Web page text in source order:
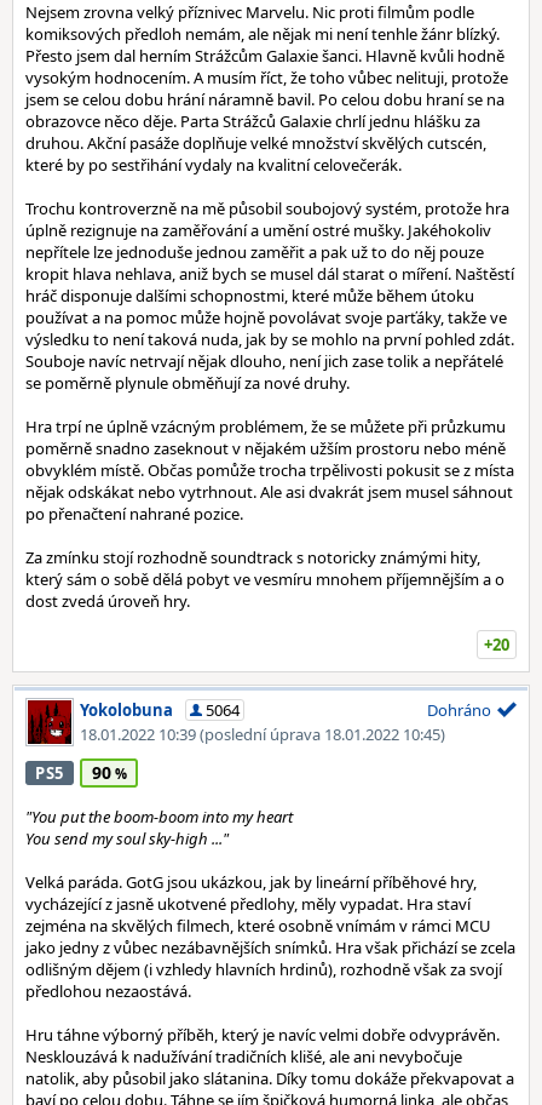
Nejsem zrovna velký příznivec Marvelu. Nic proti filmům podle
komiksových předloh nemám, ale nějak mi není tenhle žánr blízký.
Přesto jsem dal herním Strážcům Galaxie šanci. Hlavně kvůli hodně
vysokým hodnocením. A musím říct, že toho vůbec nelituji, protože
jsem se celou dobu hrání náramně bavil. Po celou dobu hraní se na
obrazovce něco děje. Parta Strážců Galaxie chrlí jednu hlášku za
druhou. Akční pasáže doplňuje velké množství skvělých cutscén,
které by po sestřihání vydaly na kvalitní celovečerák.
Trochu kontroverzně na mě působil soubojový systém, protože hra
úplně rezignuje na zaměřování a umění ostré mušky. Jakéhokoliv
nepřítele lze jednoduše jednou zaměřit a pak už to do něj pouze
kropit hlava nehlava, aniž bych se musel dál starat o míření. Naštěstí
hráč disponuje dalšími schopnostmi, které může během útoku
používat a na pomoc může hojně povolávat svoje parťáky, takže ve
výsledku to není taková nuda, jak by se mohlo na první pohled zdát.
Souboje navíc netrvají nějak dlouho, není jich zase tolik a nepřátelé
se poměrně plynule obměňují za nové druhy.
Hra trpí ne úplně vzácným problémem, že se můžete při průzkumu
poměrně snadno zaseknout v nějakém užším prostoru nebo méně
obvyklém místě. Občas pomůže trocha trpělivosti pokusit se z místa
nějak odskákat nebo vytrhnout. Ale asi dvakrát jsem musel sáhnout
po přenačtení nahrané pozice.
Za zmínku stojí rozhodně soundtrack s notoricky známými hity,
který sám o sobě dělá pobyt ve vesmíru mnohem příjemnějším a o
dost zvedá úroveň hry.
+20
Yokolobuna
5064
18.01.2022 10:39(poslední úprava 18.01.2022 10:45)
Dohráno
PS5 90
"You put the boom-boom into my heart
You send my soul sky-high ..."
Velká paráda. GotG jsou ukázkou, jak by lineární příběhové hry,
vycházející z jasně ukotvené předlohy, měly vypadat. Hra staví
zejména na skvělých filmech, které osobně vnímám v rámci MCU
jako jedny z vůbec nezábavnějších snímků. Hra však přichází se zcela
odlišným dějem (i vzhledy hlavních hrdinů), rozhodně však za svojí
předlohou nezaostává.
Hru táhne výborný příběh, který je navíc velmi dobře odvyprávěn.
Nesklouzává k nadužívání tradičních klišé, ale ani nevybočuje
natolik, aby působil jako slátanina. Díky tomu dokáže překvapovat a
baví po celou dobu. Táhne se jím špičková humorná linka, ale občas